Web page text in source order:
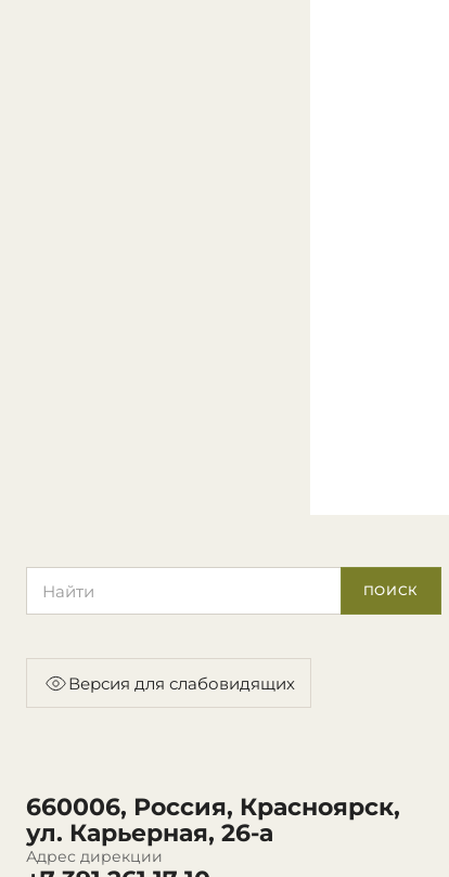
ПОИСК
Версия для слабовидящих
660006, Россия, Красноярск,
ул. Карьерная, 26-а
Адрес дирекции